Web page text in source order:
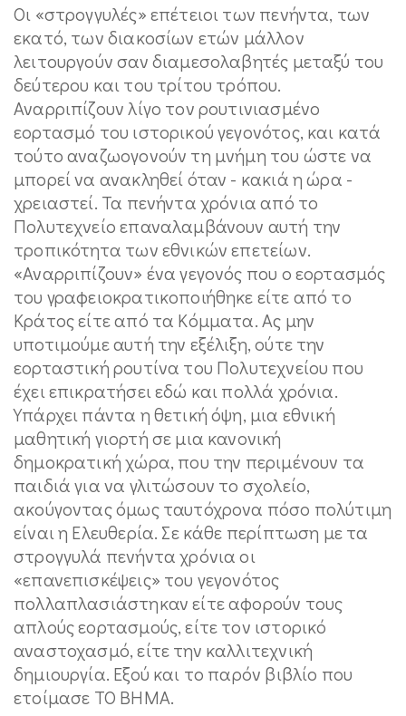
Οι «στρογγυλές» επέτειοι των πενήντα, των
εκατό, των διακοσίων ετών μάλλον
λειτουργούν σαν διαμεσολαβητές μεταξύ του
δεύτερου και του τρίτου τρόπου.
Αναρριπίζουν λίγο τον ρουτινιασμένο
εορτασμό του ιστορικού γεγονότος, και κατά
τούτο αναζωογονούν τη μνήμη του ώστε να
μπορεί να ανακληθεί όταν - κακιά η ώρα -
χρειαστεί. Τα πενήντα χρόνια από το
Πολυτεχνείο επαναλαμβάνουν αυτή την
τροπικότητα των εθνικών επετείων.
«Αναρριπίζουν» ένα γεγονός που ο εορτασμός
του γραφειοκρατικοποιήθηκε είτε από το
Κράτος είτε από τα Κόμματα. Ας μην
υποτιμούμε αυτή την εξέλιξη, ούτε την
εορταστική ρουτίνα του Πολυτεχνείου που
έχει επικρατήσει εδώ και πολλά χρόνια.
Υπάρχει πάντα η θετική όψη, μια εθνική
μαθητική γιορτή σε μια κανονική
δημοκρατική χώρα, που την περιμένουν τα
παιδιά για να γλιτώσουν το σχολείο,
ακούγοντας όμως ταυτόχρονα πόσο πολύτιμη
είναι η Ελευθερία. Σε κάθε περίπτωση με τα
στρογγυλά πενήντα χρόνια οι
«επανεπισκέψεις» του γεγονότος
πολλαπλασιάστηκαν είτε αφορούν τους
απλούς εορτασμούς, είτε τον ιστορικό
αναστοχασμό, είτε την καλλιτεχνική
δημιουργία. Εξού και το παρόν βιβλίο που
ετοίμασε ΤΟ ΒΗΜΑ.